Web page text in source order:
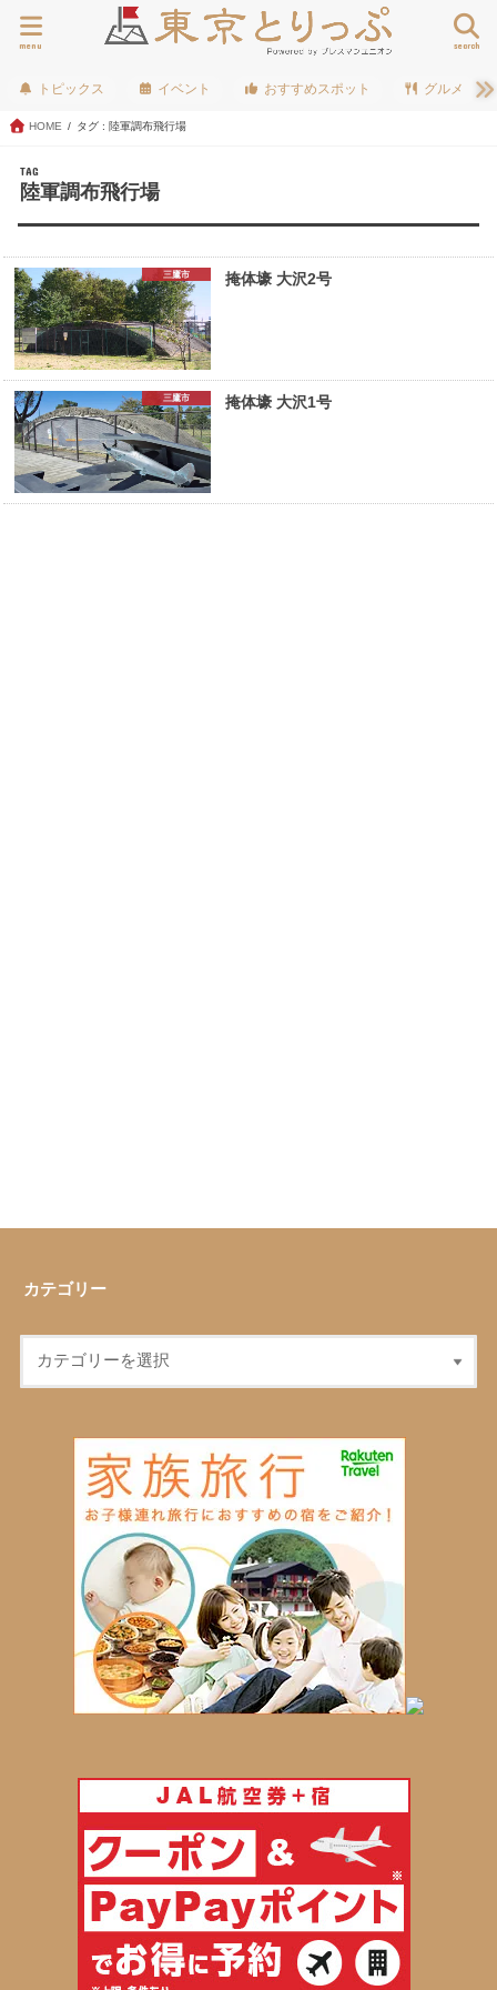
search
menu
トピックス イベント おすすめスポット グルメ
HOME タグ : 陸軍調布飛行場
TAG
陸軍調布飛行場
三鷹市 掩体壕 大沢2号
三鷹市 掩体壕 大沢1号
カテゴリー